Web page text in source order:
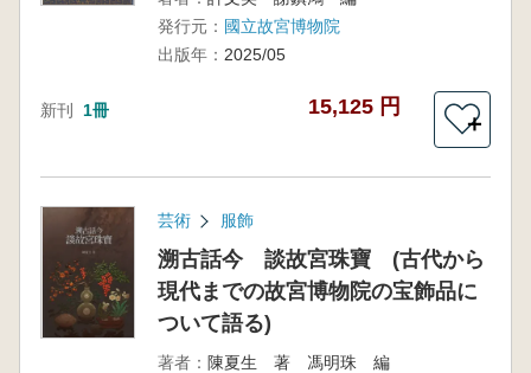
発行元： 國立故宮博物院
出版年： 2025/05
新刊 1冊 15,125 円
＋
芸術 服飾
溯古話今 談故宮珠寶 (古代から
現代までの故宮博物院の宝飾品に
ついて語る)
著者： 陳夏生 著 馮明珠 編